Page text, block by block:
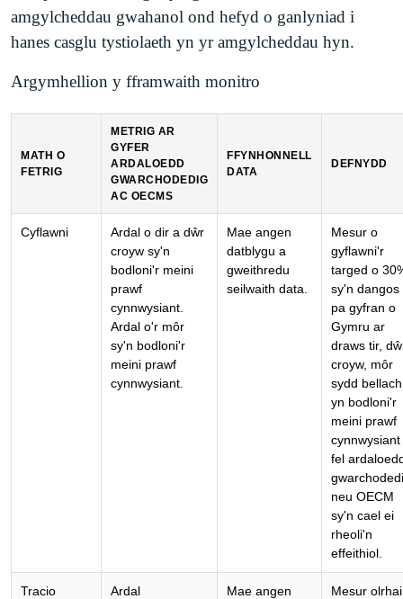
amgylcheddau gwahanol ond hefyd o ganlyniad i
hanes casglu tystiolaeth yn yr amgylcheddau hyn.
Argymhellion y fframwaith monitro
MATH O
FETRIG
METRIG AR
GYFER
ARDALOEDD
GWARCHODEDIG
AC OECMS
FFYNHONNELL
DATA
DEFNYDD
Cyflawni
Ardal o dir a dŵr
croyw sy'n
bodloni'r meini
prawf
cynnwysiant.
Ardal o'r môr
sy'n bodloni'r
meini prawf
cynnwysiant.
Mae angen
datblygu a
gweithredu
seilwaith data.
Mesur o
gyflawni'r
targed o
sy'n dangos
pa gyfran o
Gymru ar
draws tir,
croyw, môr
sydd bellach
yn bodloni'r
meini prawf
cynnwysiant
fel
neu OECM
sy'n cael ei
rheoli'n
effeithiol.
Tracio
Ardal
Mae angen
Mesur